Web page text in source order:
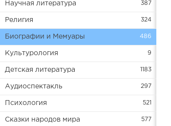
Научная литература 387
Религия 324
Биографии и Мемуары 486
Культурология 9
Детская литература 1183
Аудиоспектакль 297
Психология 521
Сказки народов мира 577